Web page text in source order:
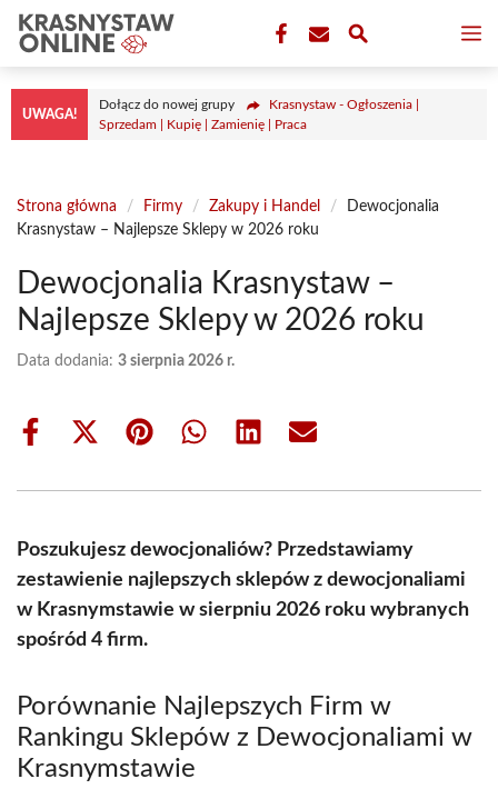
Przejdź
treści
UWAGA!
Dołącz do nowej grupy
Krasnystaw - Ogłoszenia |
Sprzedam | Kupię | Zamienię | Praca
Strona główna / Firmy / Zakupy i Handel /
Dewocjonalia
Krasnystaw – Najlepsze Sklepy w 2026 roku
Dewocjonalia Krasnystaw –
Najlepsze Sklepy w 2026 roku
Data dodania: 3 sierpnia 2026 r.
Share
Share
(Twitter)
Share Share Share Share
Poszukujesz dewocjonaliów? Przedstawiamy
zestawienie najlepszych sklepów z dewocjonaliami
w Krasnymstawie w sierpniu 2026 roku wybranych
spośród 4 firm.
Porównanie Najlepszych Firm w
Rankingu Sklepów z Dewocjonaliami w
Krasnymstawie